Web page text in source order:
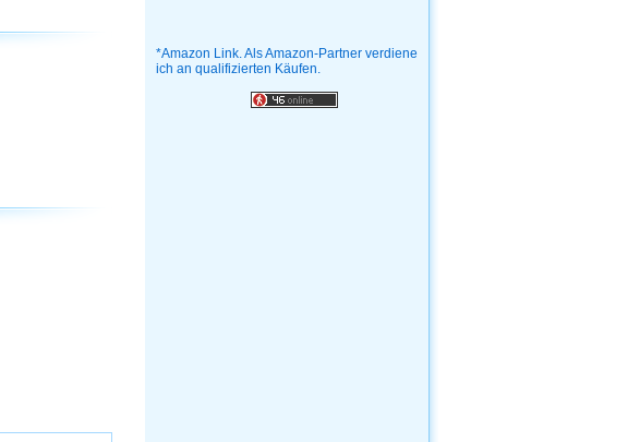
*Amazon Link. Als Amazon-Partner verdiene
ich an qualifizierten Käufen.